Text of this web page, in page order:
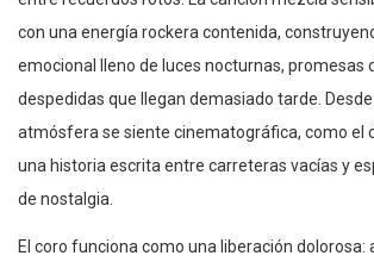
con una energía rockera contenida,
emocional lleno de luces nocturnas, promesas
despedidas que llegan demasiado tarde. Desde
atmósfera se siente cinematográfica, como el
una historia escrita entre carreteras vacías y
de nostalgia.
El coro funciona como una liberación